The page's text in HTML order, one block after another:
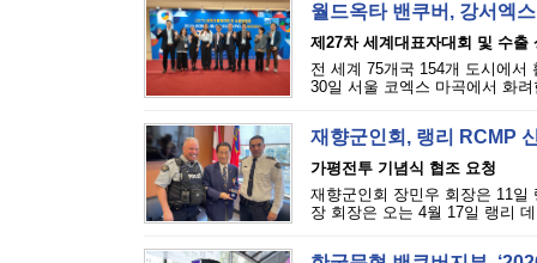
월드옥타 밴쿠버, 강서엑
제27차 세계대표자대회 및 수출
전 세계 75개국 154개 도시에서
30일 서울 코엑스 마곡에서 화
재향군인회, 랭리 RCMP
가평전투 기념식 협조 요청
재향군인회 장민우 회장은 11
장 회장은 오는 4월 17일 랭리